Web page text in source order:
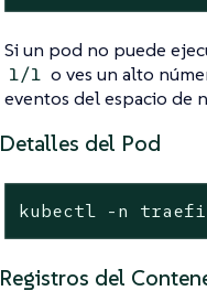
Si un pod no puede
1/1 o ves un alto
eventos del espacio de
Detalles del Pod
kubectl -n
Registros del